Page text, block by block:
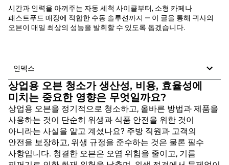
시간과 인력을 아껴주는 자동 세척 사이클부터, 소형 카페나
패스트푸드 매장에 적합한 수동 솔루션까지 — 이 글을 통해 귀사의
오븐이 매일 최상의 성능을 발휘할 수 있도록 돕겠습니다.
인덱스
상업용 오븐 청소가 생산성, 비용, 효율성에
미치는 중요한 영향은 무엇일까요?
상업용 오븐을 정기적으로 청소하고, 올바른 방법과 제품을
사용하는 것이 단순히 위생과 식품 안전을 위한 것이
아니라는 사실을 알고 계셨나요? 주방 직원과 고객의
안전을 보장하고, 위생 규정을 준수하는 것은 물론 필수
사항입니다. 청결한 오븐은 오염 위험을 줄이고, 기름